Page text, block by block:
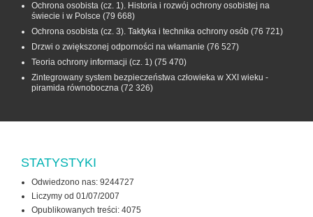
Ochrona osobista (cz. 1). Historia i rozwój ochrony osobistej na
świecie i w Polsce (79 668)
Ochrona osobista (cz. 3). Taktyka i technika ochrony osób (76 721)
Drzwi o zwiększonej odporności na włamanie (76 527)
Teoria ochrony informacji (cz. 1) (75 470)
Zintegrowany system bezpieczeństwa człowieka w XXI wieku -
piramida równoboczna (72 326)
STATYSTYKI
Odwiedzono nas: 9244727
Liczymy od 01/07/2007
Opublikowanych treści: 4075